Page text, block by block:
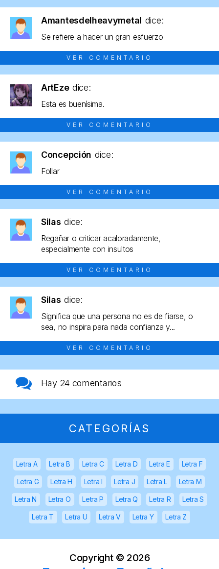
Amantesdelheavymetal dice:
Se refiere a hacer un gran esfuerzo
VER COMENTARIO
ArtEze dice:
Esta es buenísima.
VER COMENTARIO
Concepción dice:
Follar
VER COMENTARIO
Silas dice:
Regañar o criticar acaloradamente,
especialmente con insultos
VER COMENTARIO
Silas dice:
Significa que una persona no es de fiarse, o
sea, no inspira para nada confianza y...
VER COMENTARIO
Hay 24 comentarios
CATEGORÍAS
Letra A Letra B Letra C Letra D Letra E Letra F
Letra G Letra H Letra I Letra J Letra L Letra M
Letra N Letra O Letra P Letra Q Letra R Letra S
Letra T Letra U Letra V Letra Y Letra Z
Copyright © 2026